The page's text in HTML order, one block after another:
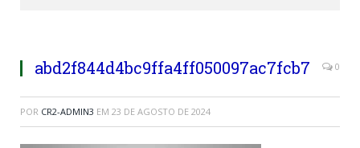
abd2f844d4bc9ffa4ff050097ac7fcb7 0
POR CR2-ADMIN3 EM 23 DE AGOSTO DE 2024